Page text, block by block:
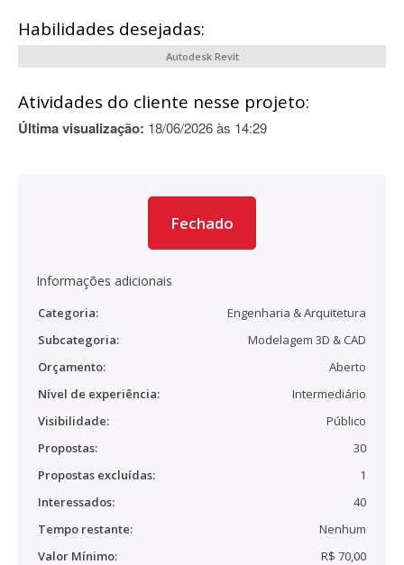
Habilidades desejadas:
Autodesk Revit
Atividades do cliente nesse projeto:
Última visualização: 18/06/2026 às 14:29
Fechado
Informações adicionais
Categoria:
Engenharia & Arquitetura
Subcategoria:
Modelagem 3D & CAD
Orçamento:
Aberto
Nível de experiência:
Intermediário
Visibilidade:
Público
Propostas:
30
Propostas excluídas:
1
Interessados:
40
Tempo restante:
Nenhum
Valor Mínimo:
R$ 70,00